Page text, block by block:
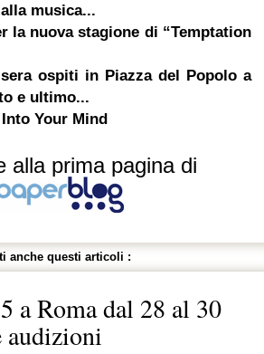
musica...
la nuova stagione di “Temptation
sera ospiti in Piazza del Popolo a
e ultimo...
Your Mind
alla prima pagina di
anche questi articoli :
a Roma dal 28 al 30
audizioni